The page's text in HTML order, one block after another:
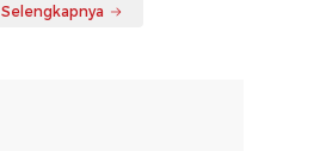
Selengkapnya